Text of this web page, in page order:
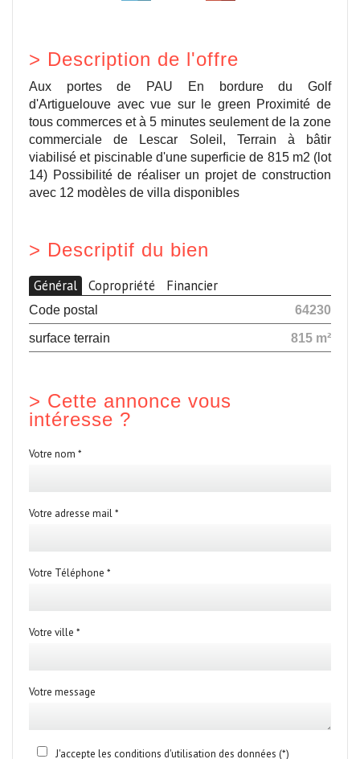
> Description de l'offre
Aux portes de PAU En bordure du Golf
d'Artiguelouve avec vue sur le green Proximité de
tous commerces et à 5 minutes seulement de la zone
commerciale de Lescar Soleil, Terrain à bâtir
viabilisé et piscinable d'une superficie de 815 m2 (lot
14) Possibilité de réaliser un projet de construction
avec 12 modèles de villa disponibles
> Descriptif du bien
Général Copropriété Financier
Code postal
64230
surface terrain
815 m²
> Cette annonce vous
intéresse ?
Votre nom *
Votre adresse mail *
Votre Téléphone *
Votre ville *
Votre message
J'accepte les conditions d'utilisation des données (*)